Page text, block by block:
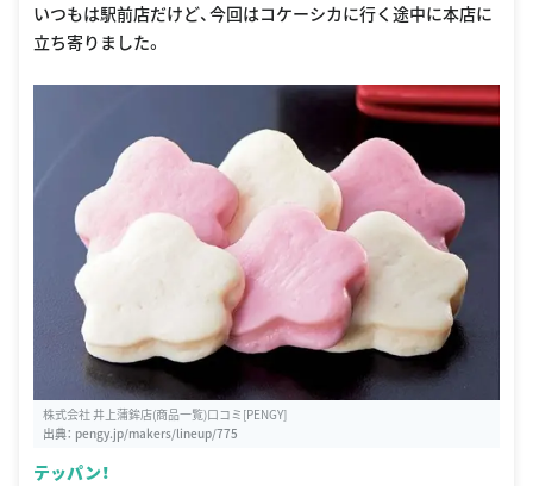
いつもは駅前店だけど、今回はコケーシカに行く途中に本店に
立ち寄りました。
株式会社 井上蒲鉾店(商品一覧)口コミ[PENGY]
出典： pengy.jp/makers/lineup/775
テッパン！